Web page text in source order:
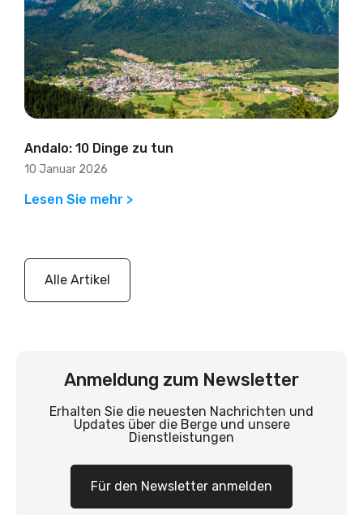
Andalo: 10 Dinge zu tun
10 Januar 2026
Lesen Sie mehr >
Alle Artikel
Anmeldung zum Newsletter
Erhalten Sie die neuesten Nachrichten und
Updates über die Berge und unsere
Dienstleistungen
Für den Newsletter anmelden